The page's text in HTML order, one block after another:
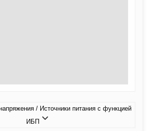
/ Источники питания c функцией
ИБП